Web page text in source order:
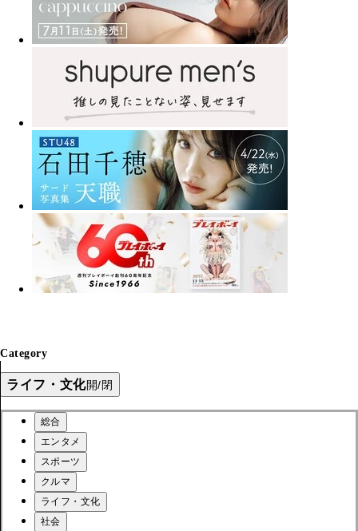
Category
ライフ・文化開/閉
総合
エンタメ
スポーツ
クルマ
ライフ・文化
社会